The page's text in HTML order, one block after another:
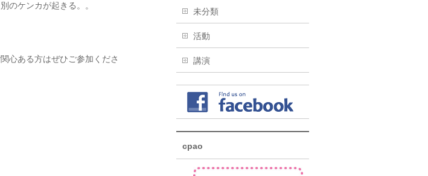
のケンカが起きる。。
心ある方はぜひご参加くださ
未分類
活動
講演
cpao